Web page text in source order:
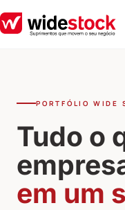
PORTFÓLIO WIDE
Tudo o
em um